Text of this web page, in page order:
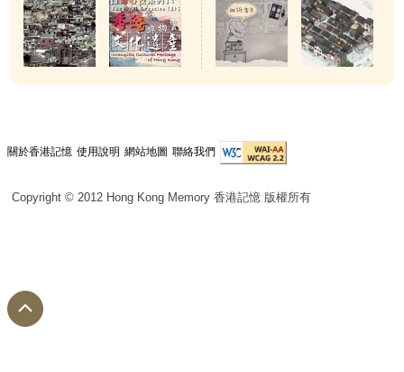
關於香港記憶 使用說明 網站地圖 聯絡我們
Copyright © 2012 Hong Kong Memory 香港記憶 版權所有